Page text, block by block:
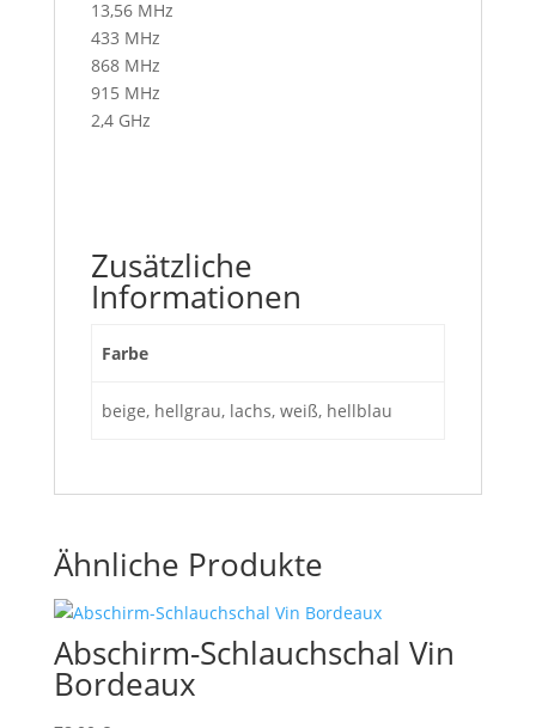
13,56 MHz
433 MHz
868 MHz
915 MHz
2,4 GHz
Zusätzliche
Informationen
Farbe
beige, hellgrau, lachs, weiß, hellblau
Ähnliche Produkte
Abschirm-Schlauchschal Vin
Bordeaux